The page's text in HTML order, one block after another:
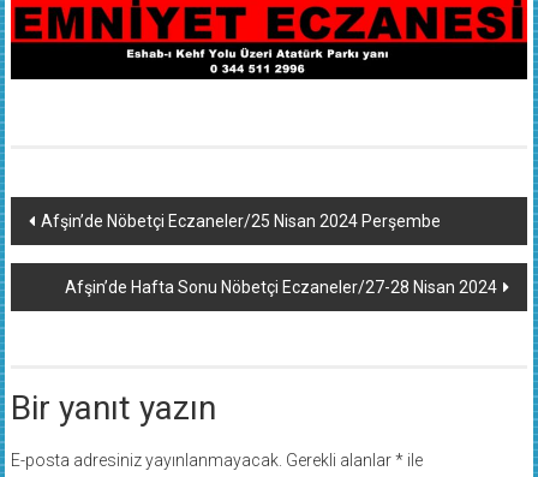
Yazı
dolaşımı
Afşin’de Nöbetçi Eczaneler/25 Nisan 2024 Perşembe
Afşin’de Hafta Sonu Nöbetçi Eczaneler/27-28 Nisan 2024
Bir yanıt yazın
E-posta adresiniz yayınlanmayacak. Gerekli alanlar*ile